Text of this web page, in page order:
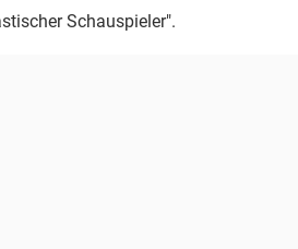
Schauspieler".